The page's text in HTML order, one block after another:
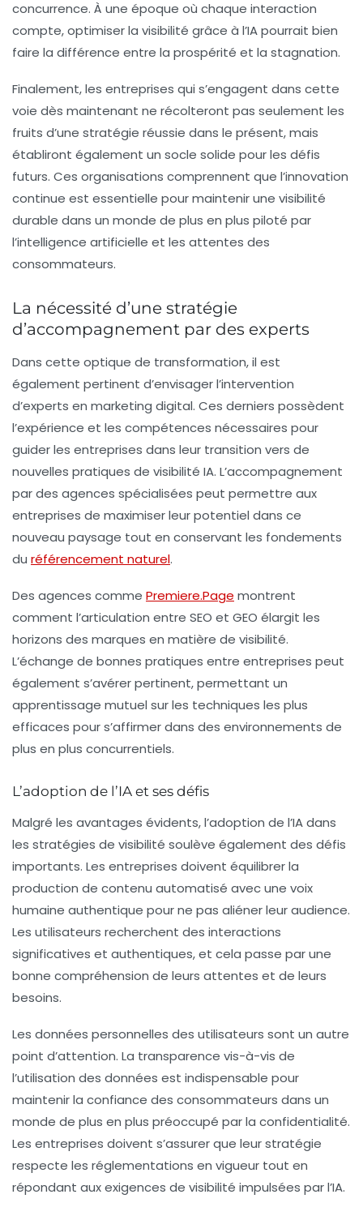
concurrence. À une époque où chaque interaction
compte, optimiser la visibilité grâce à l’IA pourrait bien
faire la différence entre la prospérité et la stagnation.
Finalement, les entreprises qui s’engagent dans cette
voie dès maintenant ne récolteront pas seulement les
fruits d’une stratégie réussie dans le présent, mais
établiront également un socle solide pour les défis
futurs. Ces organisations comprennent que l’innovation
continue est essentielle pour maintenir une visibilité
durable dans un monde de plus en plus piloté par
l’intelligence artificielle et les attentes des
consommateurs.
La nécessité d’une stratégie
d’accompagnement par des experts
Dans cette optique de transformation, il est
également pertinent d’envisager l’intervention
d’experts en marketing digital. Ces derniers possèdent
l’expérience et les compétences nécessaires pour
guider les entreprises dans leur transition vers de
nouvelles pratiques de visibilité IA. L’accompagnement
par des agences spécialisées peut permettre aux
entreprises de maximiser leur potentiel dans ce
nouveau paysage tout en conservant les fondements
du référencement naturel.
Des agences comme Premiere.Page montrent
comment l’articulation entre SEO et GEO élargit les
horizons des marques en matière de visibilité.
L’échange de bonnes pratiques entre entreprises peut
également s’avérer pertinent, permettant un
apprentissage mutuel sur les techniques les plus
efficaces pour s’affirmer dans des environnements de
plus en plus concurrentiels.
L’adoption de l’IA et ses défis
Malgré les avantages évidents, l’adoption de l’IA dans
les stratégies de visibilité soulève également des défis
importants. Les entreprises doivent équilibrer la
production de contenu automatisé avec une voix
humaine authentique pour ne pas aliéner leur audience.
Les utilisateurs recherchent des interactions
significatives et authentiques, et cela passe par une
bonne compréhension de leurs attentes et de leurs
besoins.
Les données personnelles des utilisateurs sont un autre
point d’attention. La transparence vis-à-vis de
l’utilisation des données est indispensable pour
maintenir la confiance des consommateurs dans un
monde de plus en plus préoccupé par la confidentialité.
Les entreprises doivent s’assurer que leur stratégie
respecte les réglementations en vigueur tout en
répondant aux exigences de visibilité impulsées par l’IA.